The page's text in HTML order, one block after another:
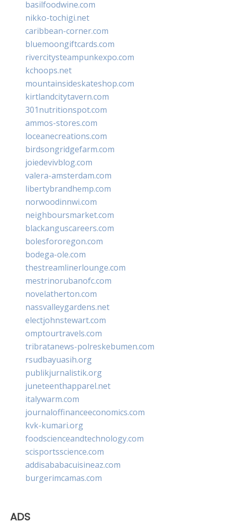
basilfoodwine.com
nikko-tochigi.net
caribbean-corner.com
bluemoongiftcards.com
rivercitysteampunkexpo.com
kchoops.net
mountainsideskateshop.com
kirtlandcitytavern.com
301nutritionspot.com
ammos-stores.com
loceanecreations.com
birdsongridgefarm.com
joiedevivblog.com
valera-amsterdam.com
libertybrandhemp.com
norwoodinnwi.com
neighboursmarket.com
blackanguscareers.com
bolesfororegon.com
bodega-ole.com
thestreamlinerlounge.com
mestrinorubanofc.com
novelatherton.com
nassvalleygardens.net
electjohnstewart.com
omptourtravels.com
tribratanews-polreskebumen.com
rsudbayuasih.org
publikjurnalistik.org
juneteenthapparel.net
italywarm.com
journaloffinanceeconomics.com
kvk-kumari.org
foodscienceandtechnology.com
scisportsscience.com
addisababacuisineaz.com
burgerimcamas.com
ADS